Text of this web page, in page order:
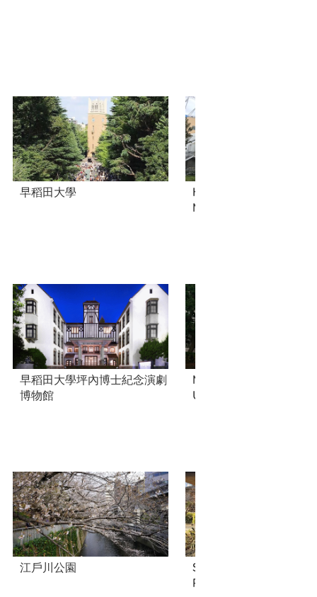
早稻田大學
Hazenoki Tree of
Mitsuketa
早稻田大學坪內博士紀念演劇
博物館
Museum of Science,
University of Science
江戶川公園
Shinjuku Kuritsu
Park